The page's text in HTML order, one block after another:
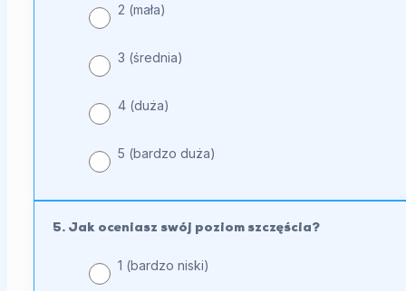
2 (mała)
3 (średnia)
4 (duża)
5 (bardzo duża)
5. Jak oceniasz swój poziom szczęścia?
1 (bardzo niski)